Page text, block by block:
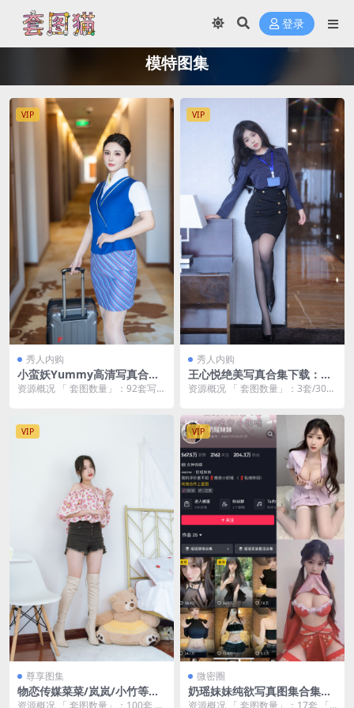
登录
模特图集
VIP
秀人内购
小蛮妖Yummy高清写真合集
下载｜92套绝美图集+私购资
资源概况 「 套图数量」：92套写真
VIP
秀人内购
王心悦绝美写真合集下载：高
清图集+影视作品珍藏【3套/1
资源概况 「 套图数量」：3套/300
VIP
尊享图集
物恋传媒菜菜/岚岚/小竹等百
位模特艺术写真合集【1301-1
资源概况 「 套图数量」：100套 「
VIP
微密圈
奶瑶妹妹纯欲写真图集合集下
载【微密圈/17套/无水印】
资源概况 「 套图数量」：17套 「